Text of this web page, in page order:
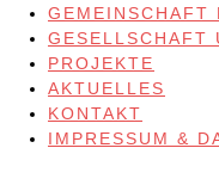
GEMEINSCHAFT
GESELLSCHAFT
PROJEKTE
AKTUELLES
KONTAKT
IMPRESSUM &